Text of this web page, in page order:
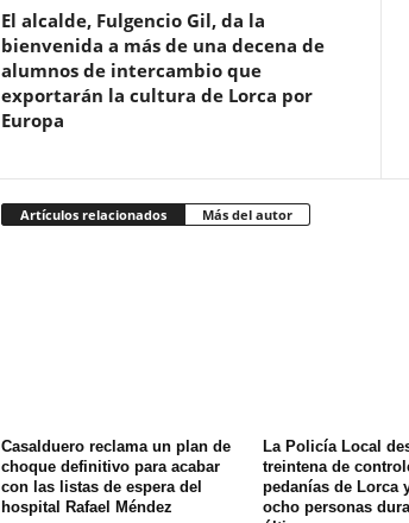
El alcalde, Fulgencio Gil, da la
bienvenida a más de una decena de
alumnos de intercambio que
exportarán la cultura de Lorca por
Europa
Artículos relacionados Más del autor
Casalduero reclama un plan de
choque definitivo para acabar
con las listas de espera del
hospital Rafael Méndez
La Policía Local
treintena de
pedanías de Lorca
ocho personas